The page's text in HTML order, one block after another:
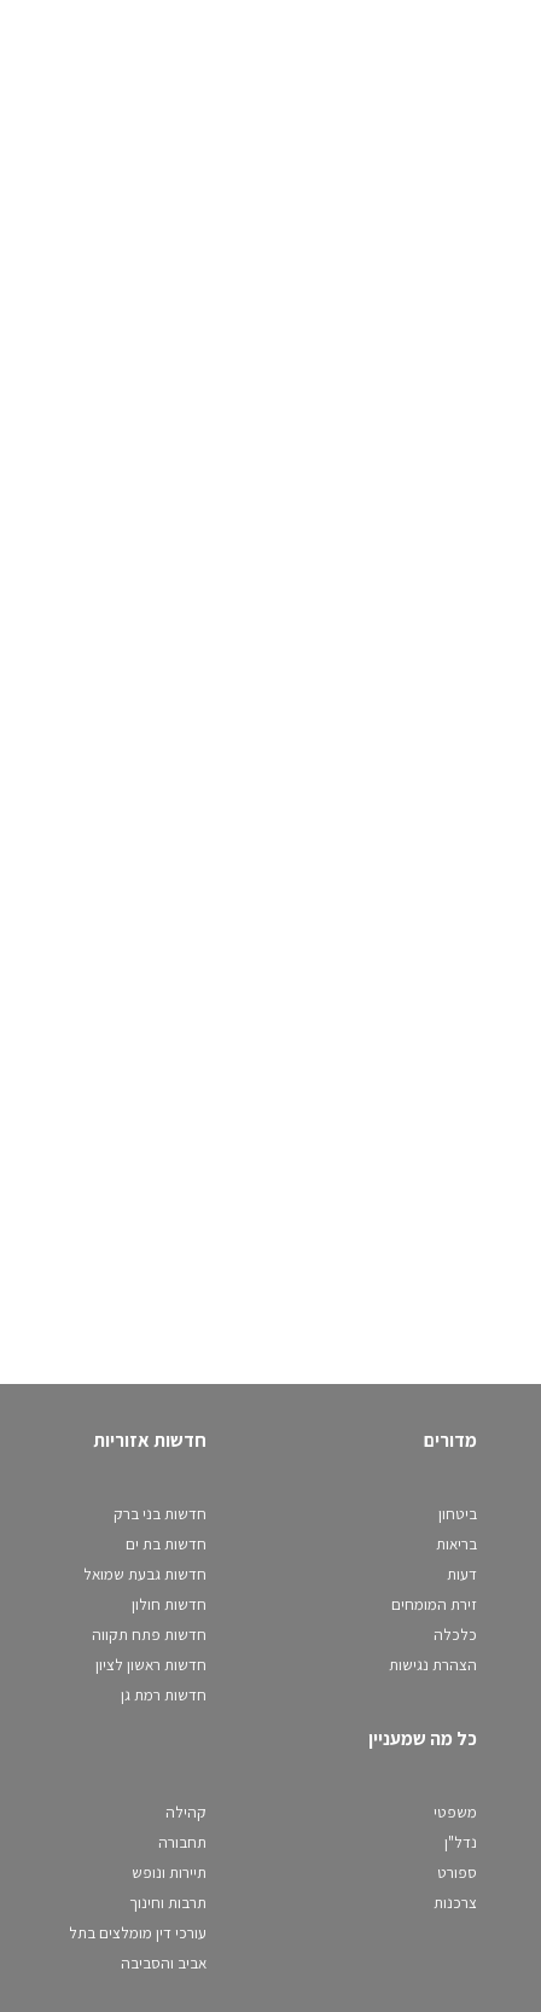
מדורים
ביטחון
בריאות
דעות
זירת המומחים
כלכלה
הצהרת נגישות
חדשות אזוריות
חדשות בני ברק
חדשות בת ים
חדשות גבעת שמואל
חדשות חולון
חדשות פתח תקווה
חדשות ראשון לציון
חדשות רמת גן
כל מה שמעניין
משפטי
נדל"ן
ספורט
צרכנות
קהילה
תחבורה
תיירות ונופש
תרבות וחינוך
עורכי דין מומלצים בתל
אביב והסביבה